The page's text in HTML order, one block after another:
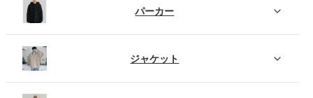
パーカー
ジャケット